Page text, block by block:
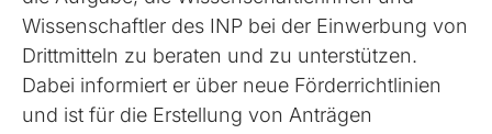
Wissenschaftler des INP bei der Einwerbung von
Drittmitteln zu beraten und zu unterstützen.
Dabei informiert er über neue Förderrichtlinien
und ist für die Erstellung von Anträgen